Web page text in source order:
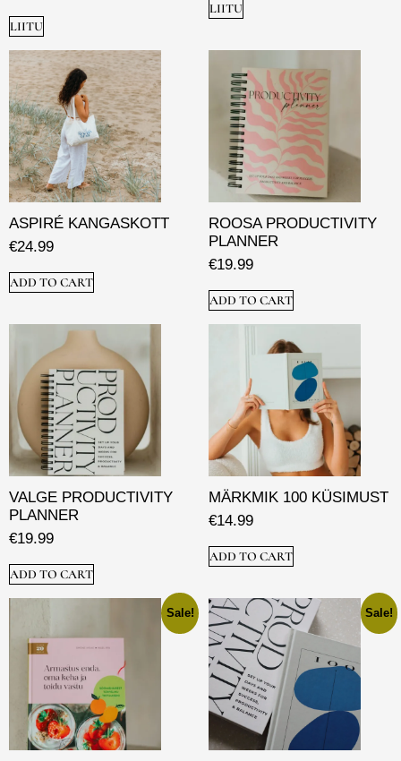
LIITU
LIITU
ASPIRÉ KANGASKOTT
€24.99
ADD TO CART
ROOSA PRODUCTIVITY
PLANNER
€19.99
ADD TO CART
VALGE PRODUCTIVITY
PLANNER
€19.99
ADD TO CART
MÄRKMIK 100 KÜSIMUST
€14.99
ADD TO CART
Sale! Sale!